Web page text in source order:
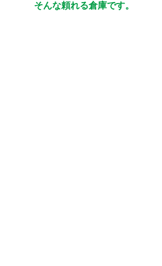
そんな頼れる倉庫です。